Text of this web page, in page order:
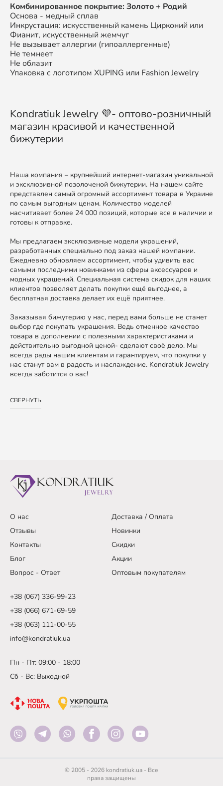
Комбинированное покрытие: Золото + Родий
Основа - медный сплав
Инкрустация: искусственный камень Цирконий или
Фианит, искусственный жемчуг
Не вызывает аллергии (гипоаллергенные)
Не темнеет
Не облазит
Упаковка с логотипом XUPING или Fashion Jewelry
Kondratiuk Jewelry 💜- оптово-розничный
магазин красивой и качественной
бижутерии
Наша компания – крупнейший интернет-магазин уникальной
и эксклюзивной позолоченой бижутерии. На нашем сайте
представлен самый огромный ассортимент товара в Украине
по самым выгодным ценам. Количество моделей
насчитивает более 24 000 позиций, которые все в наличии и
готовы к отправке.
Мы предлагаем эксклюзивные модели украшений,
разработанных специально под заказ нашей компании.
Ежедневно обновляем ассортимент, чтобы удивить вас
самыми последними новинками из сферы аксессуаров и
модных украшений. Специальная система скидок для наших
клиентов позволяет делать покупки ещё выгоднее, а
бесплатная доставка делает их ещё приятнее.
Заказывая бижутерию у нас, перед вами больше не станет
выбор где покупать украшения. Ведь отменное качество
товара в дополнении с полезными характеристиками и
действительно выгодной ценой- сделают своё дело. Мы
всегда рады нашим клиентам и гарантируем, что покупки у
нас станут вам в радость и наслаждение. Kondratiuk Jewelry
всегда заботится о вас!
СВЕРНУТЬ
О нас
Доставка / Оплата
Отзывы
Новинки
Контакты
Скидки
Блог
Акции
Вопрос - Ответ
Оптовым покупателям
+38 (067) 336-99-23
+38 (066) 671-69-59
+38 (063) 111-00-55
info@kondratiuk.ua
Пн - Пт: 09:00 - 18:00
Сб - Вс: Выходной
© 2005 - 2026 kondratiuk.ua - Все
права защищены